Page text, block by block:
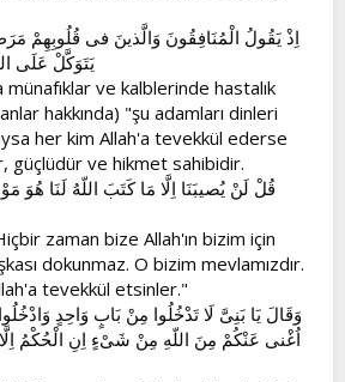
اِذْ يَقُولُ الْمُنَافِقُونَ وَالَّذينَ فى قُلُوبِهِمْ
يَتَوَكَّلْ عَلَى
münafıklar ve kalblerinde hastalık
hakkında) "şu adamları dinleri
her kim Allah'a tevekkül ederse
güçlüdür ve hikmet sahibidir.
قُلْ لَنْ يُصيبَنَا اِلَّا مَا كَتَبَ اللّهُ لَنَا هُوَ
zaman bize Allah'ın bizim için
dokunmaz. O bizim mevlamızdır.
tevekkül etsinler."
وَقَالَ يَا بَنِىَّ لَا تَدْخُلُوا مِنْ بَابٍ وَاحِدٍ
اُغْنى عَنْكُمْ مِنَ اللّهِ مِنْ شَىْءٍ اِنِ الْحُكْمُ اِلَّا